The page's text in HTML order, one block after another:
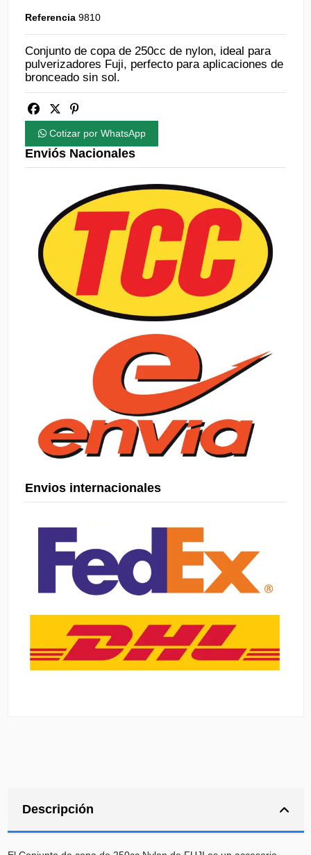
Referencia 9810
Conjunto de copa de 250cc de nylon, ideal para
pulverizadores Fuji, perfecto para aplicaciones de
bronceado sin sol.
Cotizar por WhatsApp
Enviós Nacionales
Envios internacionales
Descripción